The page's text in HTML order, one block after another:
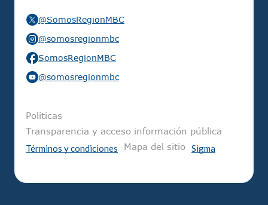
@SomosRegionMBC
@somosregionmbc
SomosRegionMBC
@somosregionmbc
Pie de página
Políticas
Transparencia y acceso información pública
Términos y condiciones
Mapa del sitio Sigma